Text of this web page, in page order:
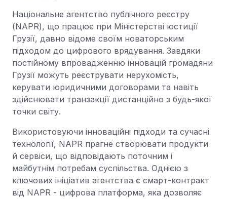
Національне агентство публічного реєстру
(NAPR), що працює при Міністерстві юстиції
Грузії, давно відоме своїм новаторським
підходом до цифрового врядування. Завдяки
постійному впровадженню інновацій громадяни
Грузії можуть реєструвати нерухомість,
керувати юридичними договорами та навіть
здійснювати транзакції дистанційно з будь-якої
точки світу.
Використовуючи інноваційні підходи та сучасні
технології, NAPR прагне створювати продукти
й сервіси, що відповідають поточним і
майбутнім потребам суспільства. Однією з
ключових ініціатив агентства є смарт-контракт
від NAPR - цифрова платформа, яка дозволяє